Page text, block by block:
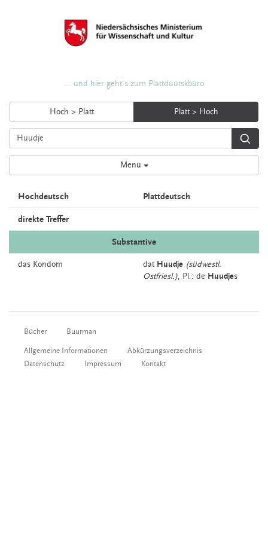
... und hier geht's zum Plattdüütskbüro
Hoch > Platt Platt > Hoch
Menü
Hochdeutsch Plattdeutsch
direkte Treffer
Substantive
das Kondom dat Huudje (südwestl.
Ostfriesl.), Pl.: de Huudjes
Bücher Buurman
Allgemeine Informationen
Abkürzungsverzeichnis
Datenschutz
Impressum Kontakt